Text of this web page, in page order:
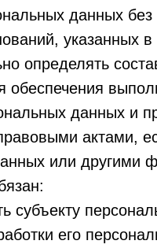
данных
указанных
определять
обеспечения
данных и
актами,
или другими
субъекту
его